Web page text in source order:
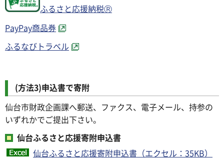
ふるさと応援納税Ⓡ
PayPay商品券
ふるなびトラベル
(方法3)申込書で寄附
仙台市財政企画課へ郵送、ファクス、電子メール、持参の
いずれかでご提出下さい。
仙台ふるさと応援寄附申込書
仙台ふるさと応援寄附申込書（エクセル：35KB）